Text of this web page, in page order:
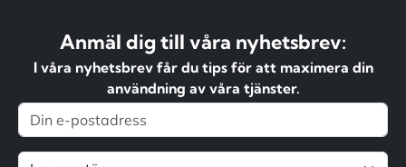
Anmäl dig till våra nyhetsbrev:
I våra nyhetsbrev får du tips för att maximera din
användning av våra tjänster.